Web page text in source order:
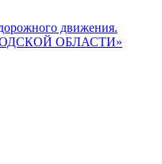
движения.
ОБЛАСТИ»